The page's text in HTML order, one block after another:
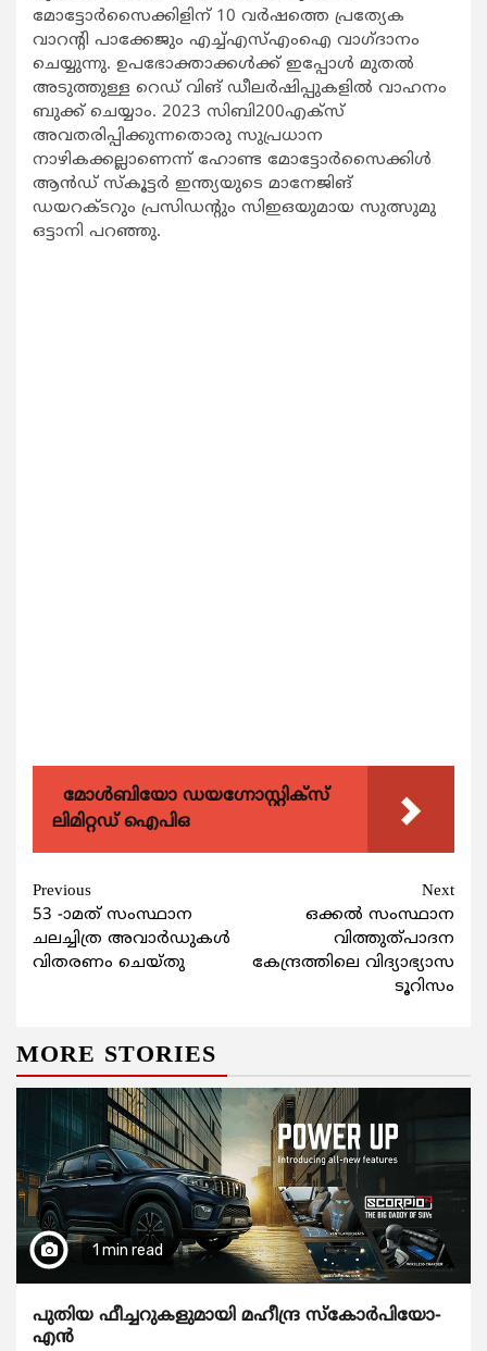
മോട്ടോര്‍സൈക്കിളിന് 10 വര്‍ഷത്തെ പ്രത്യേക
വാറന്റി പാക്കേജും എച്ച്എസ്എംഐ വാഗ്ദാനം
ചെയ്യുന്നു. ഉപഭോക്താക്കള്‍ക്ക് ഇപ്പോള്‍ മുതല്‍
അടുത്തുള്ള റെഡ് വിങ് ഡീലര്‍ഷിപ്പുകളില്‍ വാഹനം
ബുക്ക് ചെയ്യാം. 2023 സിബി200എക്‌സ്
അവതരിപ്പിക്കുന്നതൊരു സുപ്രധാന
നാഴികക്കല്ലാണെന്ന് ഹോണ്ട മോട്ടോര്‍സൈക്കിള്‍
ആന്‍ഡ് സ്‌കൂട്ടര്‍ ഇന്ത്യയുടെ മാനേജിങ്
ഡയറക്ടറും പ്രസിഡന്റും സിഇഒയുമായ സുത്സുമു
ഒട്ടാനി പറഞ്ഞു.
മോൾബിയോ ഡയഗ്നോസ്റ്റിക്സ്
ലിമിറ്റഡ് ഐപിഒ
Continue
Reading
Previous
53 -ാമത് സംസ്ഥാന
ചലച്ചിത്ര അവാർഡുകൾ
വിതരണം ചെയ്തു
Next
ഒക്കല്‍ സംസ്ഥാന
വിത്തുത്പാദന
കേന്ദ്രത്തിലെ വിദ്യാഭ്യാസ
ടൂറിസം
MORE STORIES
1 min read
പുതിയ ഫീച്ചറുകളുമായി മഹീന്ദ്ര സ്കോർപിയോ-
എൻ